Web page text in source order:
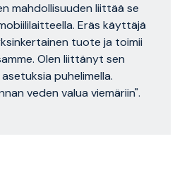
mahdollisuuden liittää se
Eräs käyttäjä
tuote ja toimii
Olen liittänyt sen
puhelimella.
veden valua viemäriin".